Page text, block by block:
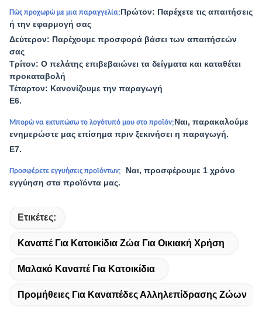
Πώς προχωρώ με μια παραγγελία;Πρώτον: Παρέχετε τις απαιτήσεις
ή την εφαρμογή σας
Δεύτερον: Παρέχουμε προσφορά βάσει των απαιτήσεών
σας
Τρίτον: Ο πελάτης επιβεβαιώνει τα δείγματα και καταθέτει
προκαταβολή
Τέταρτον: Κανονίζουμε την παραγωγή
Ε6.
Μπορώ να εκτυπώσω το λογότυπό μου στο προϊόν;Ναι, παρακαλούμε
ενημερώστε μας επίσημα πριν ξεκινήσει η παραγωγή.
Ε7.
Προσφέρετε εγγυήσεις προϊόντων;
Ναι, προσφέρουμε 1 χρόνο
εγγύηση στα προϊόντα μας.
Ετικέτες:
Καναπέ Για Κατοικίδια Ζώα Για Οικιακή Χρήση
Μαλακό Καναπέ Για Κατοικίδια
Προμήθειες Για Καναπέδες Αλληλεπίδρασης Ζώων